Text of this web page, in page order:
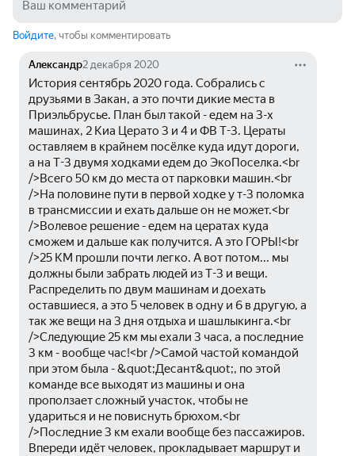
Войдите, чтобы комментировать
Александр2 декабря 2020
История сентябрь 2020 года. Собрались с
друзьями в Закан, а это почти дикие места в
Приэльбрусье. План был такой - едем на 3-х
машинах, 2 Киа Церато 3 и 4 и ФВ Т-3. Цераты
оставляем в крайнем посёлке куда идут дороги,
а на Т-3 двумя ходками едем до ЭкоПоселка.<br
/>Всего 50 км до места от парковки машин.<br
/>На половине пути в первой ходке у т-3 поломка
в трансмиссии и ехать дальше он не может.<br
/>Волевое решение - едем на цератах куда
сможем и дальше как получится. А это ГОРЫ!<br
/>25 КМ прошли почти легко. А вот потом... мы
должны были забрать людей из Т-3 и вещи.
Распределить по двум машинам и доехать
оставшиеся, а это 5 человек в одну и 6 в другую, а
так же вещи на 3 дня отдыха и шашлыкинга.<br
/>Следующие 25 км мы ехали 3 часа, а последние
3 км - вообще час!<br />Самой частой командой
при этом была - &quot;Десант&quot;, по этой
команде все выходят из машины и она
проползает сложный участок, чтобы не
удариться и не повиснуть брюхом.<br
/>Последние 3 км ехали вообще без пассажиров.
Впереди идёт человек, прокладывает маршрут и